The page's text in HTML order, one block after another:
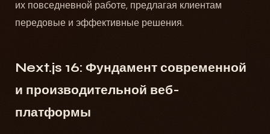
их повседневной работе, предлагая клиентам
передовые и эффективные решения.
Next.js 16: Фундамент современной
и производительной веб-
платформы